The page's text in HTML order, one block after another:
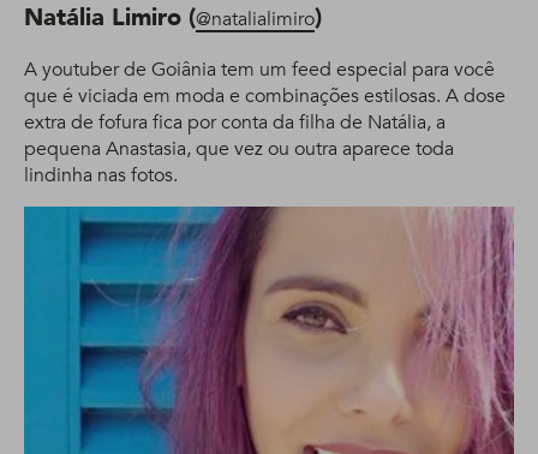
Natália Limiro (@natalialimiro)
A youtuber de Goiânia tem um feed especial para você
que é viciada em moda e combinações estilosas. A dose
extra de fofura fica por conta da filha de Natália, a
pequena Anastasia, que vez ou outra aparece toda
lindinha nas fotos.